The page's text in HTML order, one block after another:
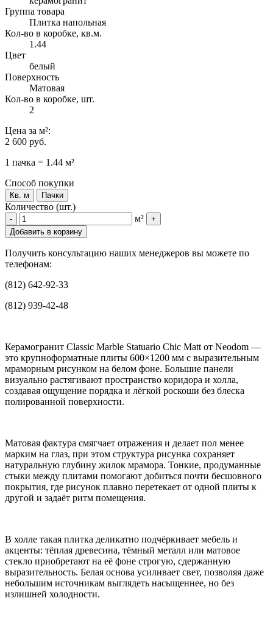
Группа товара
Плитка напольная
Кол-во в коробке, кв.м.
1.44
Цвет
белый
Поверхность
Матовая
Кол-во в коробке, шт.
2
Цена за м²:
2 600 руб.
1 пачка = 1.44 м²
Способ покупки
Кв. м Пачки
Количество (шт.)
- м²
+
Добавить в корзину
Получить консультацию наших менеджеров вы можете по
телефонам:
(812) 642-92-33
(812) 939-42-48
Керамогранит Classic Marble Statuario Chic Matt от Neodom —
это крупноформатные плиты 600×1200 мм с выразительным
мраморным рисунком на белом фоне. Большие панели
визуально растягивают пространство коридора и холла,
создавая ощущение порядка и лёгкой роскоши без блеска
полированной поверхности.
Матовая фактура смягчает отражения и делает пол менее
марким на глаз, при этом структура рисунка сохраняет
натуральную глубину жилок мрамора. Тонкие, продуманные
стыки между плитами помогают добиться почти бесшовного
покрытия, где рисунок плавно перетекает от одной плиты к
другой и задаёт ритм помещения.
В холле такая плитка деликатно подчёркивает мебель и
акценты: тёплая древесина, тёмный металл или матовое
стекло приобретают на её фоне строгую, сдержанную
выразительность. Белая основа усиливает свет, позволяя даже
небольшим источникам выглядеть насыщеннее, но без
излишней холодности.